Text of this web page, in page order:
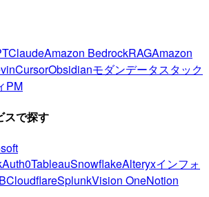
ClaudeAmazon BedrockRAGAmazon
CursorObsidianモダンデータスタック
PM
スで探す
Auth0TableauSnowflakeAlteryxインフォ
CloudflareSplunkVision OneNotion